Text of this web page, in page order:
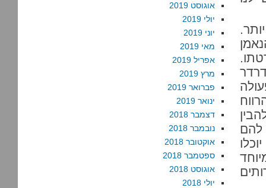
להם
אוגוסט 2019
יולי 2019
יוני 2019
מאי 2019
אפריל 2019
מרץ 2019
פברואר 2019
ינואר 2019
דצמבר 2018
נובמבר 2018
אוקטובר 2018
ספטמבר 2018
אוגוסט 2018
יולי 2018